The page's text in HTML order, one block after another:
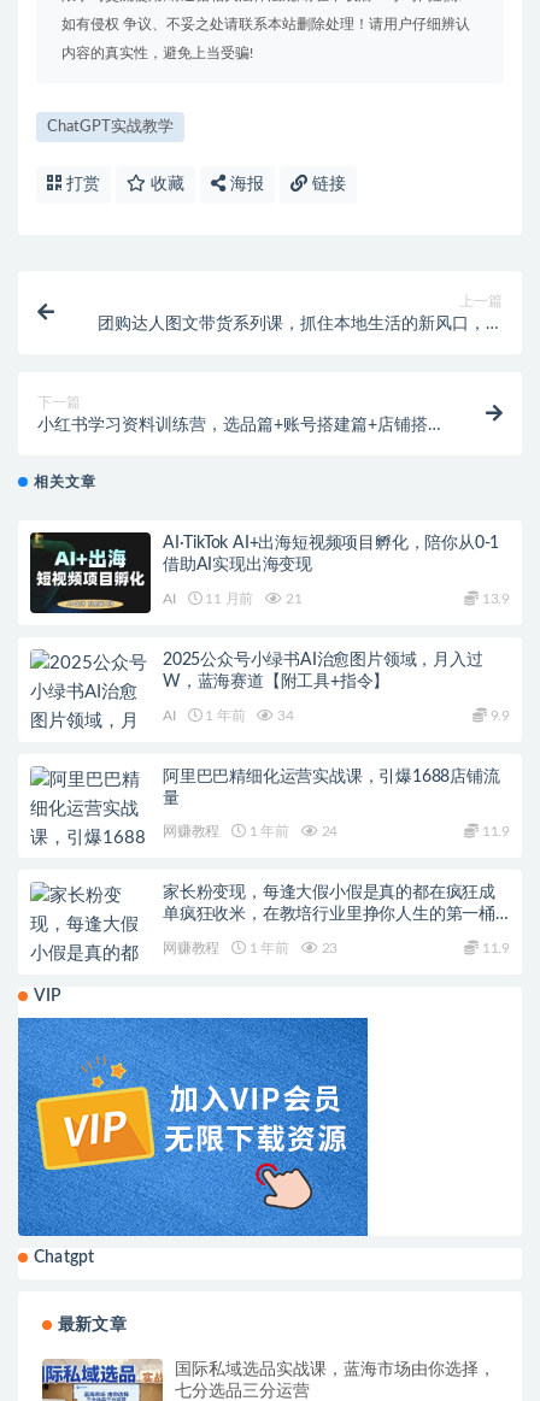
如有侵权 争议、不妥之处请联系本站删除处理！请用户仔细辨认
内容的真实性，避免上当受骗!
ChatGPT实战教学
打赏 收藏 海报 链接
上一篇
团购达人图文带货系列课，抓住本地生活的新风口，做
下一篇
小红书学习资料训练营，选品篇+账号搭建篇+店铺搭建
相关文章
AI·TikTok AI+出海短视频项目孵化，陪你从0-1
借助AI实现出海变现
AI 11 月前 21 13.9
2025公众号小绿书AI治愈图片领域，月入过
W，蓝海赛道【附工具+指令】
AI 1 年前 34 9.9
阿里巴巴精细化运营实战课，引爆1688店铺流
量
网赚教程 1 年前 24 11.9
家长粉变现，每逢大假小假是真的都在疯狂成
单疯狂收米，在教培行业里挣你人生的第一桶
网赚教程 1 年前 23 11.9
VIP
Chatgpt
最新文章
国际私域选品实战课，蓝海市场由你选择，
七分选品三分运营